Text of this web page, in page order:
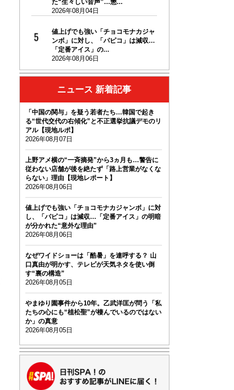
た“生々しい音声”…懲...
2026年08月04日
値上げでも強い「チョコモナカジャ
ンボ」に対し、「パピコ」は減収…
「定番アイス」の...
2026年08月06日
ニュース 新着記事
「中国の関与」を疑う若者たち…韓国で起き
る“世代交代の右傾化”と不正選挙抗議デモのリ
アル【現地ルポ】
2026年08月07日
上野アメ横の“一斉摘発”から3ヵ月も…警告に
従わない店舗が後を絶たず「路上営業がなくな
らない」理由【現地レポート】
2026年08月06日
値上げでも強い「チョコモナカジャンボ」に対
し、「パピコ」は減収…「定番アイス」の明暗
が分かれた“意外な理由”
2026年08月06日
なぜワイドショーは「酷暑」を連呼する？ 山
口真由が明かす、テレビが天気ネタを使い倒
す“裏の構造”
2026年08月05日
やまゆり園事件から10年。乙武洋匡が問う「私
たちの心にも“植松聖”が棲んでいるのではない
か」の真意
2026年08月05日